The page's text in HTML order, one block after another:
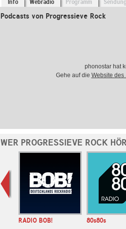
Info Webradio Programm
Podcasts von Progressieve Rock
phonostar hat
Gehe auf die Website des
WER PROGRESSIEVE ROCK
RADIO BOB! 80s80s